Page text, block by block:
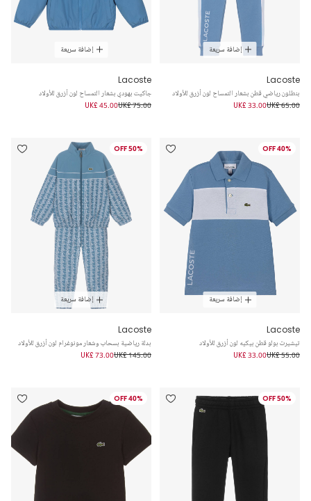
إضافة سريعة
Lacoste
بنطلون رياضي قطن بشعار التمساح لون أزرق للأولاد
UK£ 65.00
UK£ 33.00
إضافة سريعة
Lacoste
جاكيت بهودي بشعار التمساح لون أزرق للأولاد
UK£ 75.00
UK£ 45.00
40% OFF
إضافة سريعة
Lacoste
تيشيرت بولو قطن بيكيه لون أزرق للأولاد
UK£ 55.00
UK£ 33.00
50% OFF
إضافة سريعة
Lacoste
بدلة رياضية بسحاب وشعار مونوغرام لون أزرق للأولاد
UK£ 145.00
UK£ 73.00
50% OFF
40% OFF